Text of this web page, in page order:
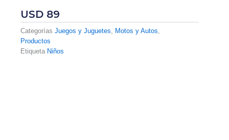
USD 89
Categorías Juegos y Juguetes Motos y Autos
Productos
Etiqueta Niños